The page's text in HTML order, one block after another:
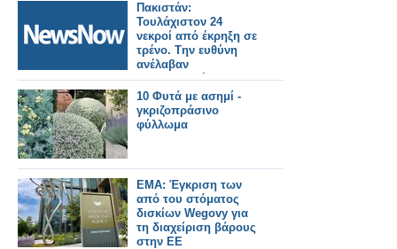
Πακιστάν:
Τουλάχιστον 24
νεκροί από έκρηξη σε
τρένο. Tην ευθύνη
ανέλαβαν
αυτονομιστές
μαχητές.
10 Φυτά με ασημί -
γκριζοπράσινο
φύλλωμα
EMA: Έγκριση των
από του στόματος
δισκίων Wegovy για
τη διαχείριση βάρους
στην ΕΕ